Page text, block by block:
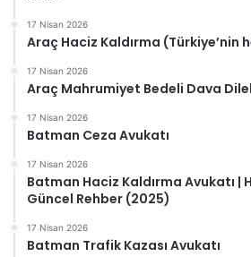
17 Nisan 2026
Araç Haciz Kaldırma (Türkiye’nin
17 Nisan 2026
Araç Mahrumiyet Bedeli Dava
17 Nisan 2026
Batman Ceza Avukatı
17 Nisan 2026
Batman Haciz Kaldırma Avukatı |
Güncel Rehber (2025)
17 Nisan 2026
Batman Trafik Kazası Avukatı